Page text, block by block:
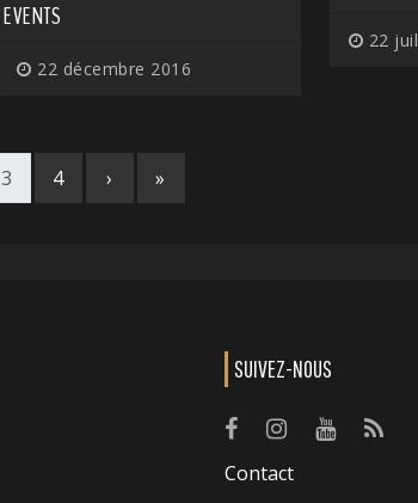
EVENTS
22 décembre 2016
22
3 4 › »
SUIVEZ-NOUS
Contact